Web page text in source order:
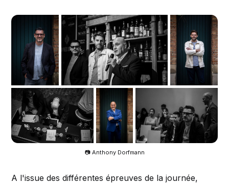
📷 Anthony Dorfmann
A l'issue des différentes épreuves de la journée,